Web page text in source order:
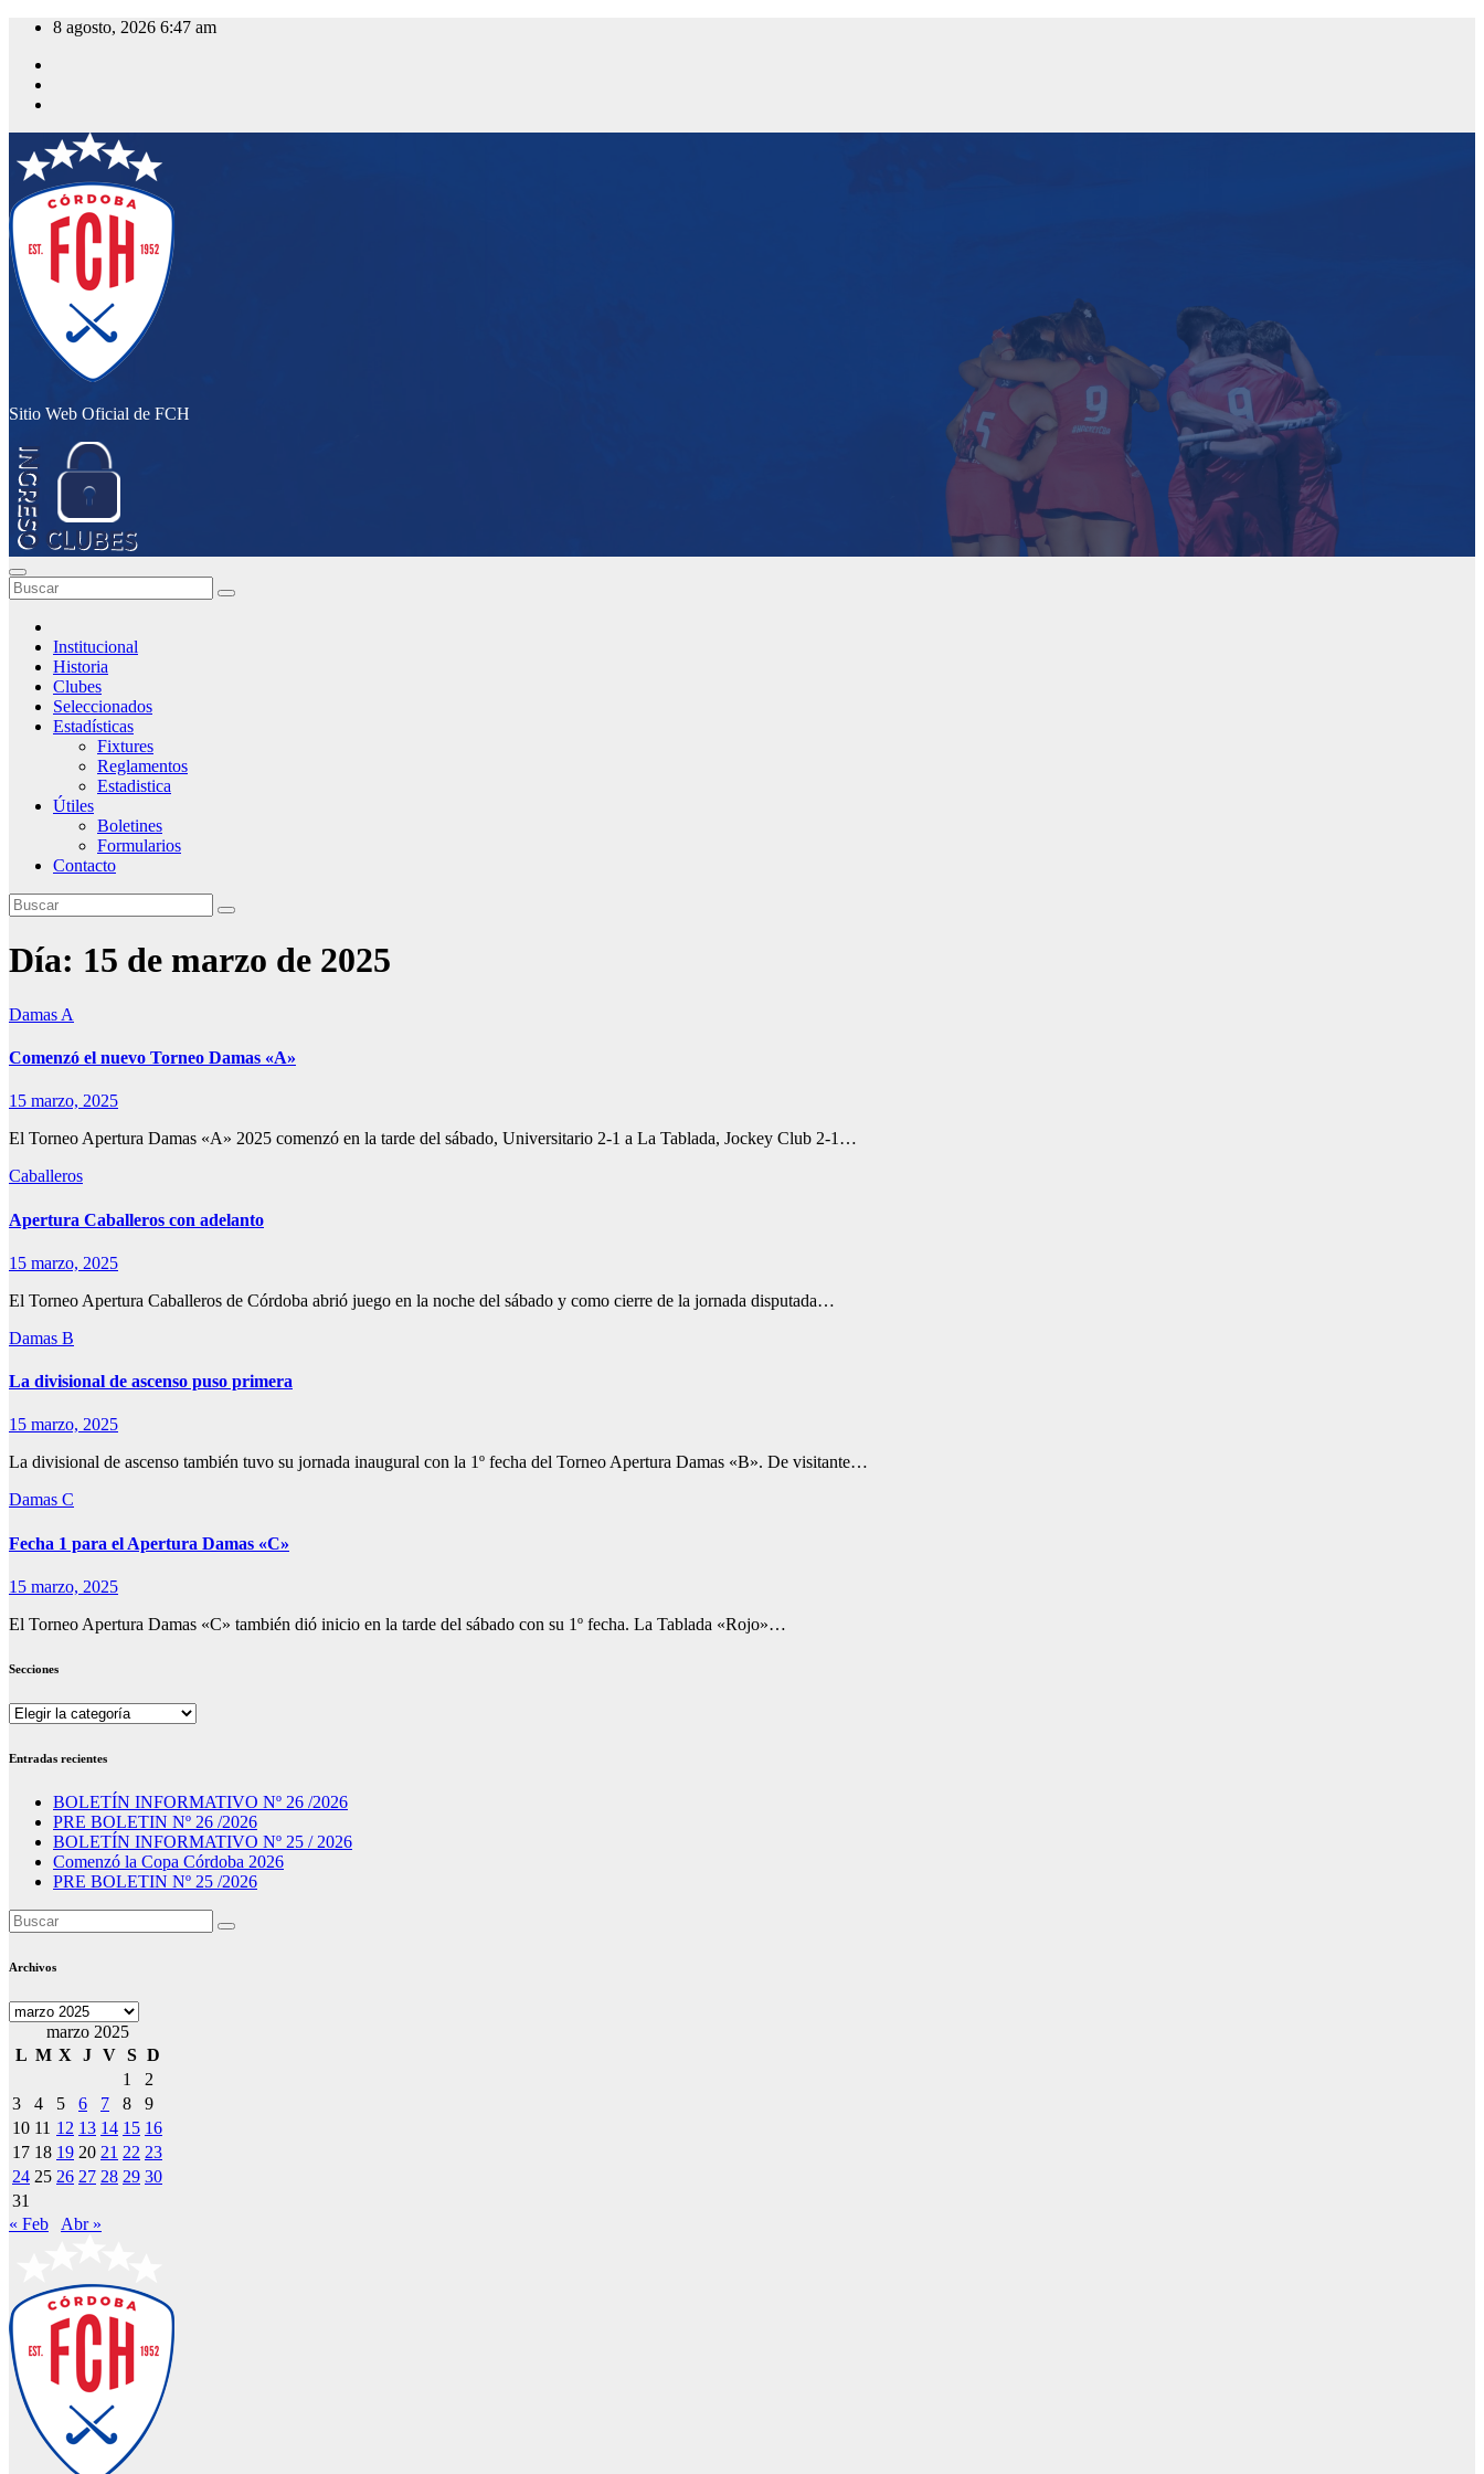
Saltar
contenido
8 agosto, 2026 6:47 am
Sitio Web Oficial de FCH
Institucional
Historia
Clubes
Seleccionados
Estadísticas
Fixtures
Reglamentos
Estadistica
Útiles
Boletines
Formularios
Contacto
Día: 15 de marzo de 2025
Damas A
Comenzó el nuevo Torneo Damas «A»
15 marzo, 2025
El Torneo Apertura Damas «A» 2025 comenzó en la tarde del sábado, Universitario 2-1 a La Tablada, Jockey Club 2-1…
Caballeros
Apertura Caballeros con adelanto
15 marzo, 2025
El Torneo Apertura Caballeros de Córdoba abrió juego en la noche del sábado y como cierre de la jornada disputada…
Damas B
La divisional de ascenso puso primera
15 marzo, 2025
La divisional de ascenso también tuvo su jornada inaugural con la 1º fecha del Torneo Apertura Damas «B». De visitante…
Damas C
Fecha 1 para el Apertura Damas «C»
15 marzo, 2025
El Torneo Apertura Damas «C» también dió inicio en la tarde del sábado con su 1º fecha. La Tablada «Rojo»…
Secciones
Secciones
Entradas recientes
BOLETÍN INFORMATIVO Nº 26 /2026
PRE BOLETIN Nº 26 /2026
BOLETÍN INFORMATIVO Nº 25 / 2026
Comenzó la Copa Córdoba 2026
PRE BOLETIN Nº 25 /2026
Archivos
Archivos
marzo 2025
L M X J V S D
1
2
3
4 5 6 7 8
9
10 11 12 13 14 15 16
17 18 19 20 21 22 23
24 25 26 27 28 29 30
31
« Feb
Abr »